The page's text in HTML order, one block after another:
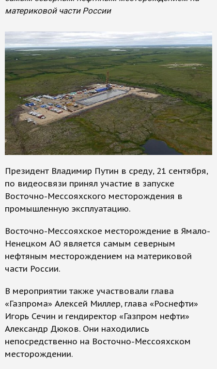
материковой части России
Президент Владимир Путин в среду, 21 сентября,
по видеосвязи принял участие в запуске
Восточно-Мессояхского месторождения в
промышленную эксплуатацию.
Восточно-Мессояхское месторождение в Ямало-
Ненецком АО является самым северным
нефтяным месторождением на материковой
части России.
В мероприятии также участвовали глава
«Газпрома» Алексей Миллер, глава «Роснефти»
Игорь Сечин и гендиректор «Газпром нефти»
Александр Дюков. Они находились
непосредственно на Восточно-Мессояхском
месторождении.